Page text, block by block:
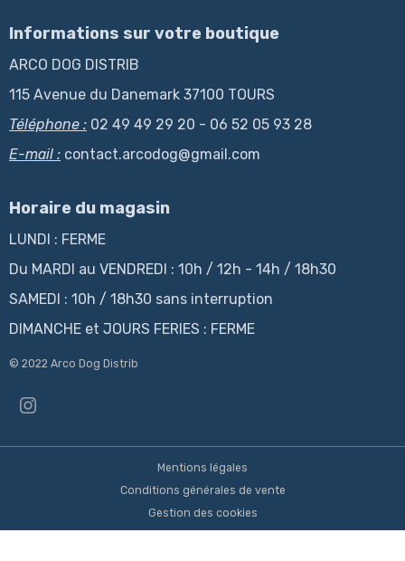
Informations sur votre boutique
ARCO DOG DISTRIB
115 Avenue du Danemark 37100 TOURS
Téléphone : 02 49 49 29 20 - 06 52 05 93 28
E-mail : contact.arcodog@gmail.com
Horaire du magasin
LUNDI : FERME
Du MARDI au VENDREDI : 10h / 12h - 14h / 18h30
SAMEDI : 10h / 18h30 sans interruption
DIMANCHE et JOURS FERIES : FERME
© 2022 Arco Dog Distrib
Mentions légales
Conditions générales de vente
Gestion des cookies